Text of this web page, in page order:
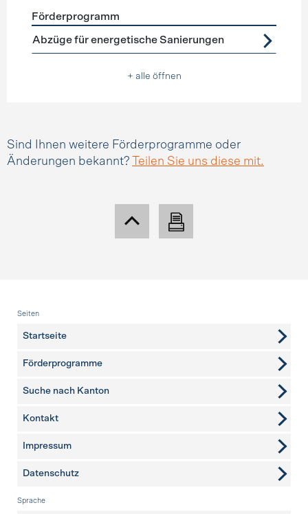
Förderprogramme Steuerabzüge
Förderprogramm
Abzüge für energetische Sanierungen
+ alle öffnen
Sind Ihnen weitere Förderprogramme oder
Änderungen bekannt?
Teilen Sie uns diese mit.
Fusszeile
Seiten
Startseite
Förderprogramme
Suche nach Kanton
weitere Seiten
Kontakt
Impressum
Datenschutz
Sprache